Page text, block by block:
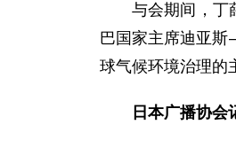
与会期间，丁
巴国家主席迪亚
球气候环境治理的
日本广播协会